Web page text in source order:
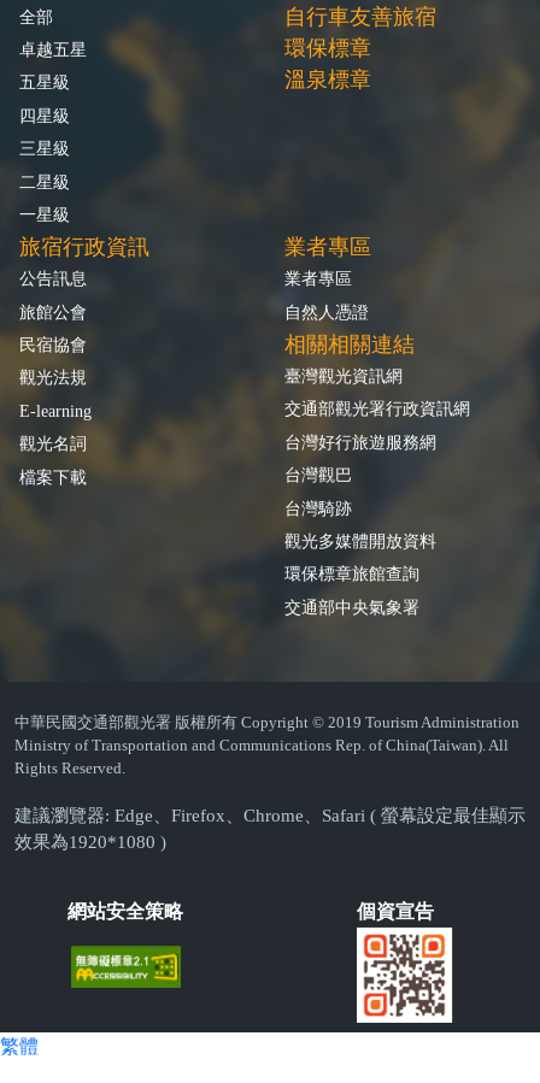
全部
卓越五星
五星級
四星級
三星級
二星級
一星級
自行車友善旅宿
環保標章
溫泉標章
旅宿行政資訊
公告訊息
旅館公會
民宿協會
觀光法規
E-learning
觀光名詞
檔案下載
業者專區
業者專區
自然人憑證
相關相關連結
臺灣觀光資訊網
交通部觀光署行政資訊網
台灣好行旅遊服務網
台灣觀巴
台灣騎跡
觀光多媒體開放資料
環保標章旅館查詢
交通部中央氣象署
中華民國交通部觀光署 版權所有 Copyright © 2019 Tourism Administration
Ministry of Transportation and Communications Rep. of China(Taiwan). All
Rights Reserved.
建議瀏覽器: Edge、Firefox、Chrome、Safari ( 螢幕設定最佳顯示
效果為1920*1080 )
網站安全策略 個資宣告
繁體